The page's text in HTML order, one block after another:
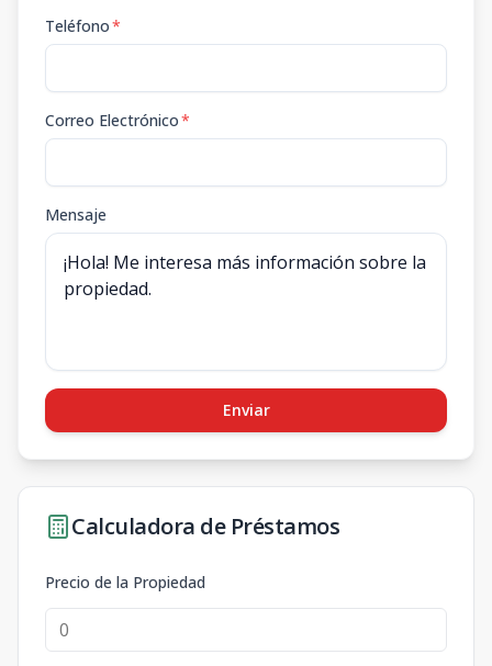
Teléfono*
Correo Electrónico*
Mensaje
Enviar
Calculadora de Préstamos
Precio de la Propiedad